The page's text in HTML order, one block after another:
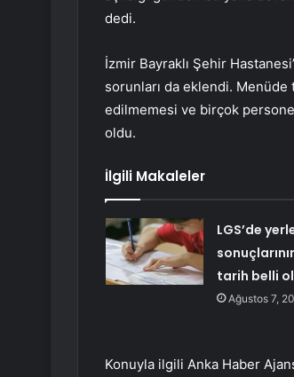
dedi.
İzmir Bayraklı Şehir
sorunları da eklendi.
edilmemesi ve birçok
oldu.
İlgili Makaleler
LGS’de
tarih belli
Ağustos 7,
Konuyla ilgili Anka Haber